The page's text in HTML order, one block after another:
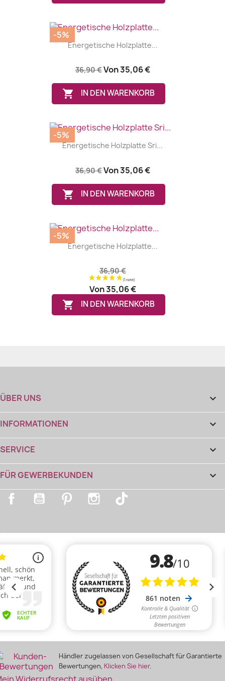
Energetische Holzplatte...
36,90 €Von35,06 €
 IN DEN WARENKORB
-5%
Energetische Holzplatte Sri...
36,90 €Von35,06 €
 IN DEN WARENKORB
-5%
Energetische Holzplatte...
36,90 €
Von35,06 €
 IN DEN WARENKORB
-5%
ÜBER UNS 
INFORMATIONEN 
SERVICE 
FÜR GEWERBEKUNDEN 
Facebook YouTube Pinterest Instagram
Händler zugelassen von Gesellschaft für Garantierte
Bewertungen, Klicken Sie hier.